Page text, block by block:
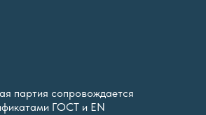
партия сопровождается
ГОСТ и EN